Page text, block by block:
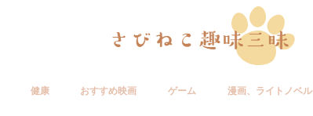
健康 おすすめ映画 ゲーム 漫画、ライトノベル